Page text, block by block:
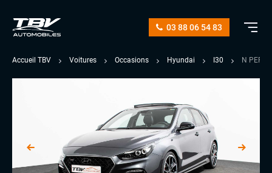
03 88 06 54 83
Accueil TBV Voitures Occasions Hyundai I30 N